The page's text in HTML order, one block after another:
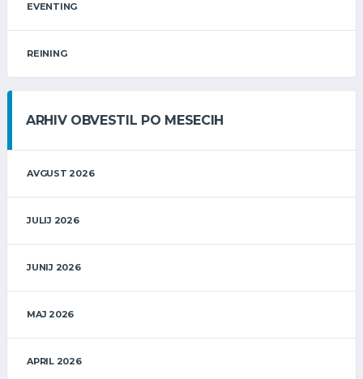
EVENTING
REINING
ARHIV OBVESTIL PO MESECIH
AVGUST 2026
JULIJ 2026
JUNIJ 2026
MAJ 2026
APRIL 2026